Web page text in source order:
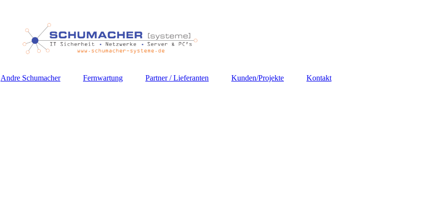
Andre Schumacher Fernwartung Partner / Lieferanten Kunden/Projekte Kontakt